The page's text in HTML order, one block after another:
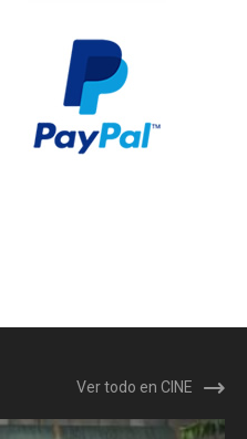
Ver todo en CINE